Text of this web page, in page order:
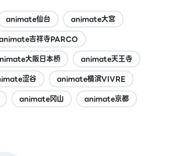
animate仙台
animate大宮
吉祥寺PARCO
大阪日本桥
animate天王寺
涩谷
animate横滨VIVRE
animate冈山 animate京都